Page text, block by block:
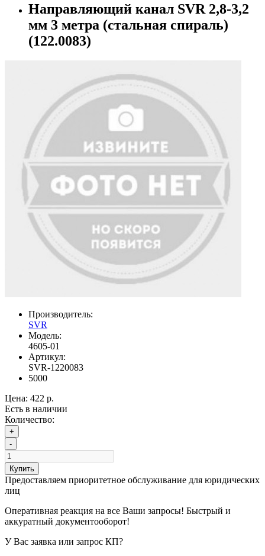
Направляющий канал SVR 2,8-3,2
мм 3 метра (стальная спираль)
(122.0083)
Производитель:
SVR
Модель:
4605-01
Артикул:
SVR-1220083
5000
Цена: 422 р.
Есть в наличии
Количество:
+
-
Купить
Предоставляем приоритетное обслуживание для юридических
лиц
Оперативная реакция на все Ваши запросы! Быстрый и
аккуратный документооборот!
У Вас заявка или запрос КП?